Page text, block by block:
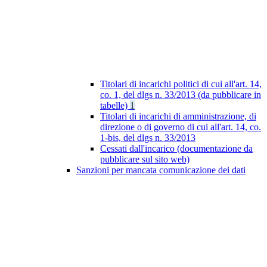
Titolari di incarichi politici di cui all'art. 14,
co. 1, del dlgs n. 33/2013 (da pubblicare in
tabelle) 1
Titolari di incarichi di amministrazione, di
direzione o di governo di cui all'art. 14, co.
1-bis, del dlgs n. 33/2013
Cessati dall'incarico (documentazione da
pubblicare sul sito web)
Sanzioni per mancata comunicazione dei dati